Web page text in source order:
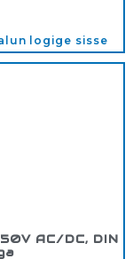
logige sisse
AC/DC, DIN